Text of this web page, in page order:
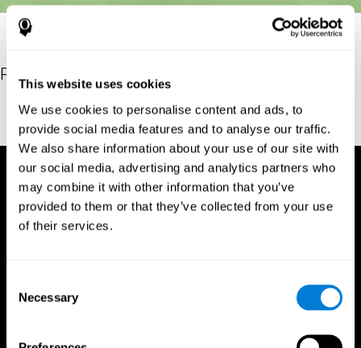
This website uses cookies
We use cookies to personalise content and ads, to
provide social media features and to analyse our traffic.
We also share information about your use of our site with
our social media, advertising and analytics partners who
may combine it with other information that you’ve
provided to them or that they’ve collected from your use
of their services.
Selection
Necessary
Referencias
Stroop, J. R (1935). Studies of interference in serial verbal
reactions. Journal of experimental psychology, 18(6), 643